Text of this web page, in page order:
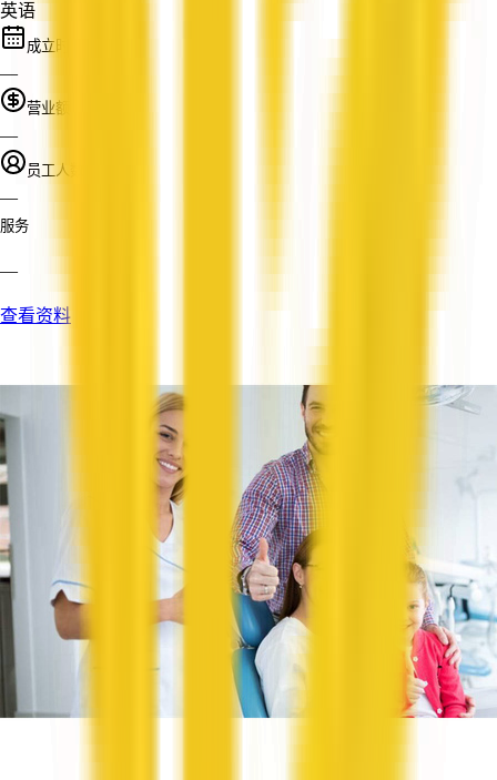
英语
成立时间
—
营业额
—
员工人数
—
服务
—
查看资料